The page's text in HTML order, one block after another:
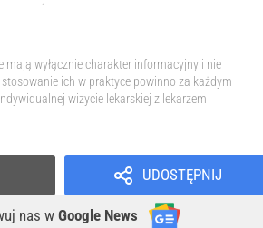
mają wyłącznie charakter informacyjny i nie
ich w praktyce powinno za każdym
wizycie lekarskiej z lekarzem
UDOSTĘPNIJ
nas w Google News